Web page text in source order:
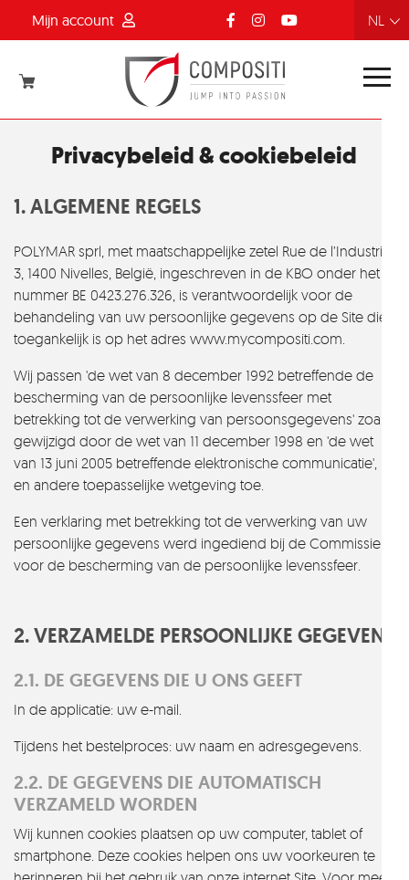
FR
NL
EN
DE
Mijn account
Privacybeleid & cookiebeleid
1. ALGEMENE REGELS
POLYMAR sprl, met maatschappelijke zetel Rue de l’Industrie
3, 1400 Nivelles, België, ingeschreven in de KBO onder het
nummer BE 0423.276.326, is verantwoordelijk voor de
behandeling van uw persoonlijke gegevens op de Site die
toegankelijk is op het adres www.mycompositi.com.
Wij passen 'de wet van 8 december 1992 betreffende de
bescherming van de persoonlijke levenssfeer met
betrekking tot de verwerking van persoonsgegevens' zoals
gewijzigd door de wet van 11 december 1998 en 'de wet
van 13 juni 2005 betreffende elektronische communicatie',
en andere toepasselijke wetgeving toe.
Een verklaring met betrekking tot de verwerking van uw
persoonlijke gegevens werd ingediend bij de Commissie
voor de bescherming van de persoonlijke levenssfeer.
2. VERZAMELDE PERSOONLIJKE GEGEVENS
2.1. DE GEGEVENS DIE U ONS GEEFT
In de applicatie: uw e-mail.
Tijdens het bestelproces: uw naam en adresgegevens.
2.2. DE GEGEVENS DIE AUTOMATISCH
VERZAMELD WORDEN
Wij kunnen cookies plaatsen op uw computer, tablet of
smartphone. Deze cookies helpen ons uw voorkeuren te